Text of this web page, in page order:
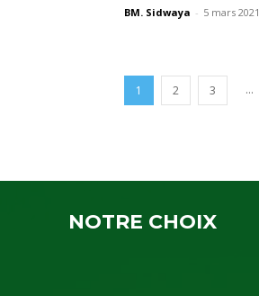
BM. Sidwaya - 5 mars 2021
1 2 3 ...
NOTRE CHOIX